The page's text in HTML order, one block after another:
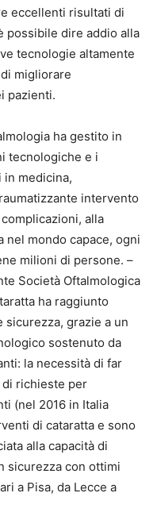
eccellenti risultati di
possibile dire addio alla
tecnologie altamente
migliorare
pazienti.
ha gestito in
tecnologiche e i
medicina,
intervento
alla
mondo capace, ogni
milioni di persone. –
Società Oftalmologica
ha raggiunto
grazie a un
sostenuto da
la necessità di far
richieste per
(nel 2016 in Italia
di cataratta e sono
alla capacità di
sicurezza con ottimi
a Pisa, da Lecce a